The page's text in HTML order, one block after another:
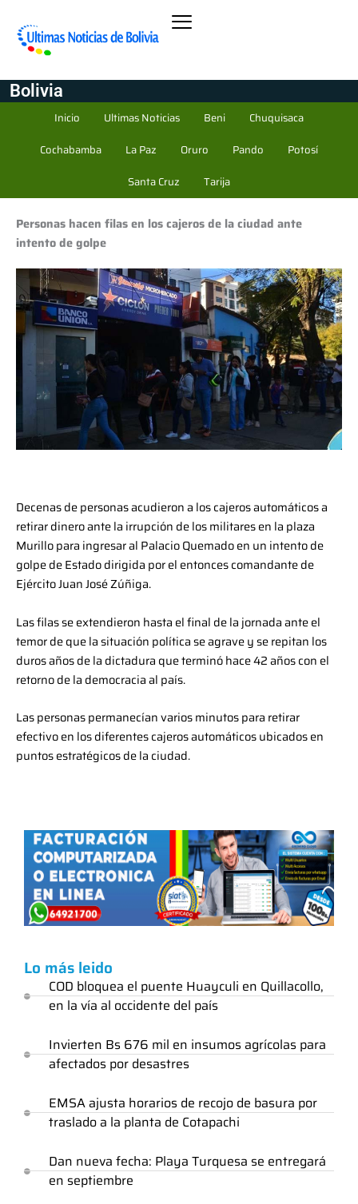
Bolivia
Inicio Ultimas Noticias Beni
Chuquisaca
Cochabamba
La Paz Oruro Pando
Potosí
Santa Cruz
Tarija
Personas hacen filas en los cajeros de la ciudad ante
intento de golpe
Decenas de personas acudieron a los cajeros automáticos a
retirar dinero ante la irrupción de los militares en la plaza
Murillo para ingresar al Palacio Quemado en un intento de
golpe de Estado dirigida por el entonces comandante de
Ejército Juan José Zúñiga.
Las filas se extendieron hasta el final de la jornada ante el
temor de que la situación política se agrave y se repitan los
duros años de la dictadura que terminó hace 42 años con el
retorno de la democracia al país.
Las personas permanecían varios minutos para retirar
efectivo en los diferentes cajeros automáticos ubicados en
puntos estratégicos de la ciudad.
Lo más leido
COD bloquea el puente Huayculi en Quillacollo,
en la vía al occidente del país
Invierten Bs 676 mil en insumos agrícolas para
afectados por desastres
EMSA ajusta horarios de recojo de basura por
traslado a la planta de Cotapachi
Dan nueva fecha: Playa Turquesa se entregará
en septiembre